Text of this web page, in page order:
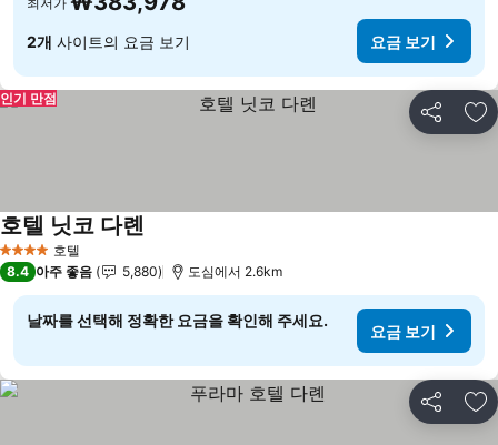
2개 사이트의 요금 보기 요금 보기
공유 즐
인기 만점
4 성급 호텔
호텔 닛코 다롄
8.4 아주 좋음 5,880 도심에서 2.6km
날짜를 선택해 정확한 요금을 확인해 주세요.
요금 보기
공유 즐